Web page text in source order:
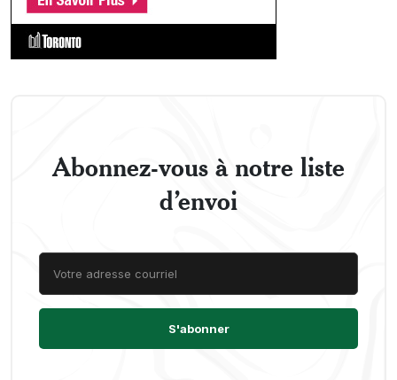
Abonnez-vous à notre liste
d’envoi